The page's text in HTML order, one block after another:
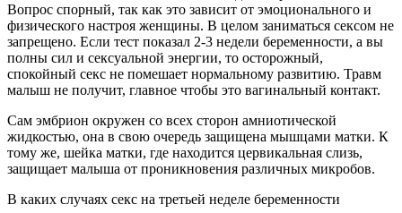
Вопрос спорный, так как это зависит от эмоционального и
физического настроя женщины. В целом заниматься сексом не
запрещено. Если тест показал 2-3 недели беременности, а вы
полны сил и сексуальной энергии, то осторожный,
спокойный секс не помешает нормальному развитию. Травм
малыш не получит, главное чтобы это вагинальный контакт.
Сам эмбрион окружен со всех сторон амниотической
жидкостью, она в свою очередь защищена мышцами матки. К
тому же, шейка матки, где находится цервикальная слизь,
защищает малыша от проникновения различных микробов.
В каких случаях секс на третьей неделе беременности